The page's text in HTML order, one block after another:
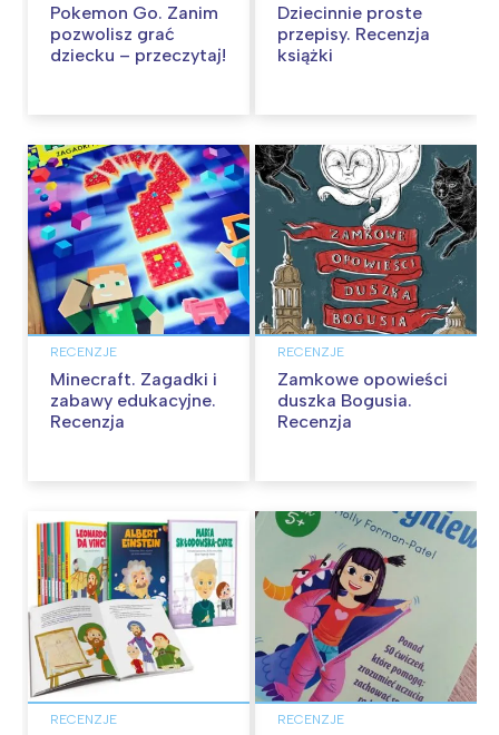
Pokemon Go. Zanim
pozwolisz grać
dziecku – przeczytaj!
Dziecinnie proste
przepisy. Recenzja
książki
RECENZJE
Minecraft. Zagadki i
zabawy edukacyjne.
Recenzja
RECENZJE
Zamkowe opowieści
duszka Bogusia.
Recenzja
RECENZJE RECENZJE